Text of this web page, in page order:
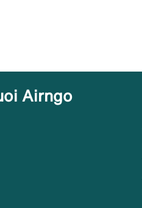
Airngo